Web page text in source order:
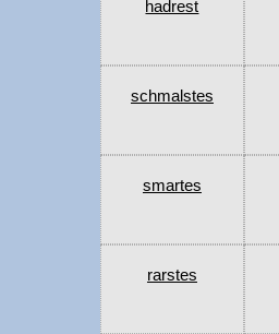
hadrest
schmalstes
smartes
rarstes